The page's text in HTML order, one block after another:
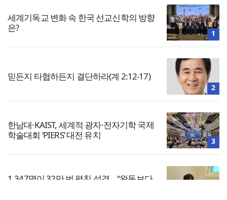
세계기독교 변화 속 한국 선교신학의 방향
은?
1
믿든지 타협하든지 결단하라(계 2:12-17)
2
한남대·KAIST, 세계적 광자·전자기학 국제
학술대회 ‘PIERS’ 대전 유치
3
1,347명이 32만 번 펼친 성경… “완독보다